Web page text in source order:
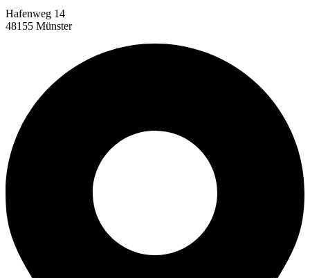
Hafenweg 14
48155 Münster